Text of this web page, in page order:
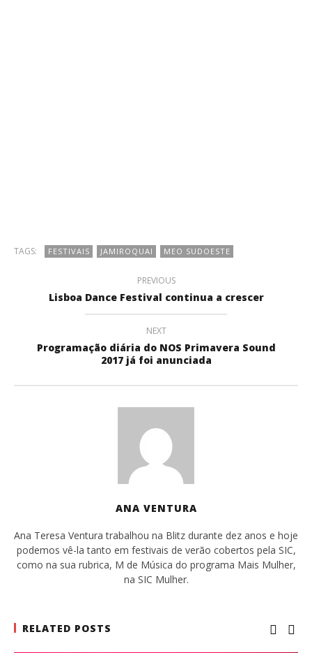
TAGS: FESTIVAIS JAMIROQUAI MEO SUDOESTE
PREVIOUS
Lisboa Dance Festival continua a crescer
NEXT
Programação diária do NOS Primavera Sound
2017 já foi anunciada
ANA VENTURA
Ana Teresa Ventura trabalhou na Blitz durante dez anos e hoje
podemos vê-la tanto em festivais de verão cobertos pela SIC,
como na sua rubrica, M de Música do programa Mais Mulher,
na SIC Mulher.
RELATED POSTS